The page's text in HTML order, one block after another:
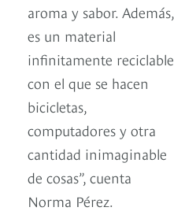
aroma y sabor. Además,
es un material
infinitamente reciclable
con el que se hacen
bicicletas,
computadores y otra
cantidad inimaginable
de cosas”, cuenta
Norma Pérez.